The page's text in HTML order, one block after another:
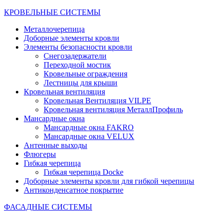
КРОВЕЛЬНЫЕ СИСТЕМЫ
Металлочерепица
Доборные элементы кровли
Элементы безопасности кровли
Снегозадержатели
Переходной мостик
Кровельные ограждения
Лестницы для крыши
Кровельная вентиляция
Кровельная Вентиляция VILPE
Кровельная вентиляция МеталлПрофиль
Мансардные окна
Мансардные окна FAKRO
Мансардные окна VELUX
Антенные выходы
Флюгеры
Гибкая черепица
Гибкая черепица Docke
Доборные элементы кровли для гибкой черепицы
Антиконденсатное покрытие
ФАСАДНЫЕ СИСТЕМЫ